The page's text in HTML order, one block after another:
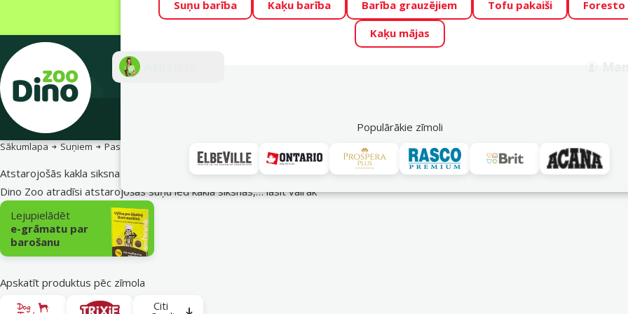
Visu mēnesi Dino Zoo piedāvā lieliskas cenas mīluļu TOP barībām! 🍖 →
Fotokonkurss “GADA ŪSAIŅI”! Varbūt tieši Tavs mīlulis būs 2027. gada
Suņu barība Kaķu barība Barība grauzējiem Tofu pakaiši
Foresto
Kaķu mājas
Populārākie zīmoli
Akciju piedāvājumi
Sākumlapa Suņiem Pastaiga ar suni
Atstarojošās kakla siksnas un aksesuāri suņiem
Dino Zoo atradīsi atstarojošas suņu led kakla siksnas,…lasīt vairāk
Apakškategorija
Lejupielādēt
e-grāmatu par
barošanu
Apskatīt produktus pēc zīmola
Citi